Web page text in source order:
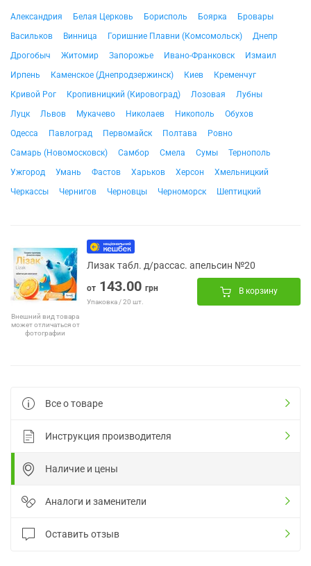
Александрия Белая Церковь Борисполь Боярка
Бровары
Васильков
Винница Горишние Плавни (Комсомольск)
Днепр
Дрогобыч
Житомир Запорожье Ивано-Франковск
Измаил
Ирпень
Каменское (Днепродзержинск) Киев
Кременчуг
Кривой Рог
Кропивницкий (Кировоград) Лозовая
Лубны
Луцк
Львов Мукачево Николаев Никополь
Обухов
Одесса
Павлоград Первомайск Полтава
Ровно
Самарь (Новомосковск)
Самбор Смела Сумы
Тернополь
Ужгород
Умань Фастов Харьков Херсон
Хмельницкий
Черкассы
Чернигов Черновцы Черноморск Шептицкий
Внешний вид товара
может отличаться от
фотографии
Лизак табл. д/рассас. апельсин №20
от 143.00 грн
Упаковка / 20 шт.
В корзину
Все о товаре
Инструкция производителя
Наличие и цены
Аналоги и заменители
Оставить отзыв